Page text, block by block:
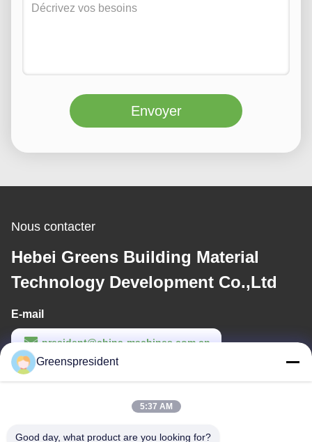
Envoyer
Nous contacter
Hebei Greens Building Material
Technology Development Co.,Ltd
E-mail
president@china-machines.com.cn
Temps de travail
Greenspresident
5:37 AM
Good day, what product are you looking for?